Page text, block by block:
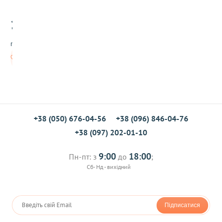
й
т
п
і
110
грн/шт
+38 (050) 676-04-56
+38 (096) 846-04-76
+38 (097) 202-01-10
Пн-пт: з 9:00 до 18:00;
Сб- Нд - вихідний
Підписатися